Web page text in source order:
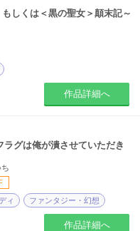
しくは＜黒の聖女＞顛末記～
作品詳細へ
グは俺が潰させていただき
ィ ファンタジー・幻想
作品詳細へ